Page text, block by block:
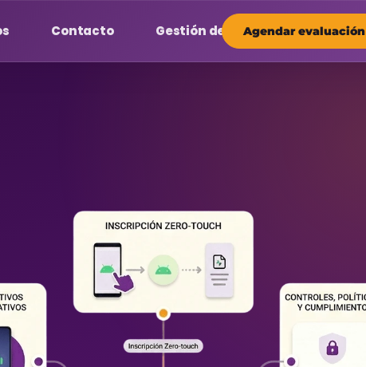
Contacto Gestión de FlotaAgendar evaluación